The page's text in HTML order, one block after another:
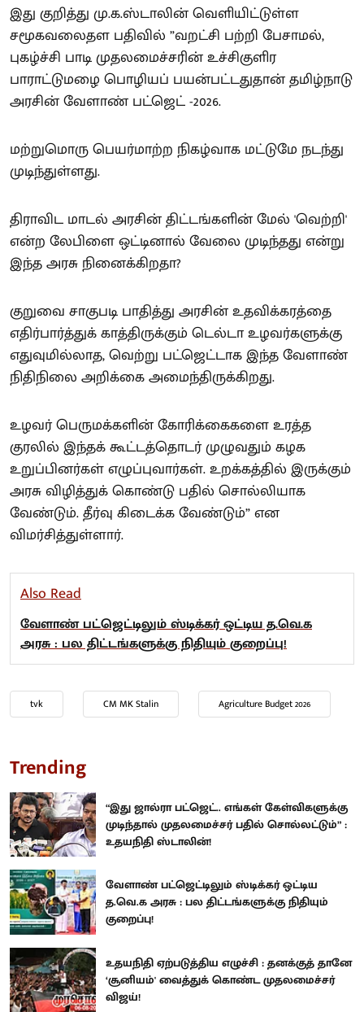
இது குறித்து மு.க.ஸ்டாலின் வெளியிட்டுள்ள
சமூகவலைதள பதிவில் ”வறட்சி பற்றி பேசாமல்,
புகழ்ச்சி பாடி முதலமைச்சரின் உச்சிகுளிர
பாராட்டுமழை பொழியப் பயன்பட்டதுதான் தமிழ்நாடு
அரசின் வேளாண் பட்ஜெட் -2026.
மற்றுமொரு பெயர்மாற்ற நிகழ்வாக மட்டுமே நடந்து
முடிந்துள்ளது.
திராவிட மாடல் அரசின் திட்டங்களின் மேல் 'வெற்றி'
என்ற லேபிளை ஒட்டினால் வேலை முடிந்தது என்று
இந்த அரசு நினைக்கிறதா?
குறுவை சாகுபடி பாதித்து அரசின் உதவிக்கரத்தை
எதிர்பார்த்துக் காத்திருக்கும் டெல்டா உழவர்களுக்கு
எதுவுமில்லாத, வெற்று பட்ஜெட்டாக இந்த வேளாண்
நிதிநிலை அறிக்கை அமைந்திருக்கிறது.
உழவர் பெருமக்களின் கோரிக்கைகளை உரத்த
குரலில் இந்தக் கூட்டத்தொடர் முழுவதும் கழக
உறுப்பினர்கள் எழுப்புவார்கள். உறக்கத்தில் இருக்கும்
அரசு விழித்துக் கொண்டு பதில் சொல்லியாக
வேண்டும். தீர்வு கிடைக்க வேண்டும்” என
விமர்சித்துள்ளார்.
Also Read
வேளாண் பட்ஜெட்டிலும் ஸ்டிக்கர் ஒட்டிய த.வெ.க
அரசு : பல திட்டங்களுக்கு நிதியும் குறைப்பு!
tvk CM MK Stalin Agriculture Budget 2026
Trending
“இது ஜால்ரா பட்ஜெட்.. எங்கள் கேள்விகளுக்கு
முடிந்தால் முதலமைச்சர் பதில் சொல்லட்டும்” :
உதயநிதி ஸ்டாலின்!
வேளாண் பட்ஜெட்டிலும் ஸ்டிக்கர் ஒட்டிய
த.வெ.க அரசு : பல திட்டங்களுக்கு நிதியும்
குறைப்பு!
உதயநிதி ஏற்படுத்திய எழுச்சி : தனக்குத் தானே
‘சூனியம்' வைத்துக் கொண்ட முதலமைச்சர்
விஜய்!